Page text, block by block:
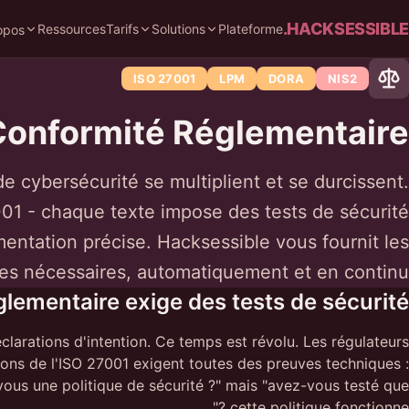
HACKSESSIBLE.
Plateforme
Solutions
Tarifs
Ressources
NIS2
DORA
LPM
ISO 27001
Réglementaire
cybersécurité se multiplient et se durcissent.
- chaque texte impose des tests de sécurité
précise. Hacksessible vous fournit les
nécessaires, automatiquement et en continu.
exige des tests de sécurité
d'intention. Ce temps est révolu. Les régulateurs
de l'ISO 27001 exigent toutes des preuves techniques :
une politique de sécurité ?" mais "avez-vous testé que